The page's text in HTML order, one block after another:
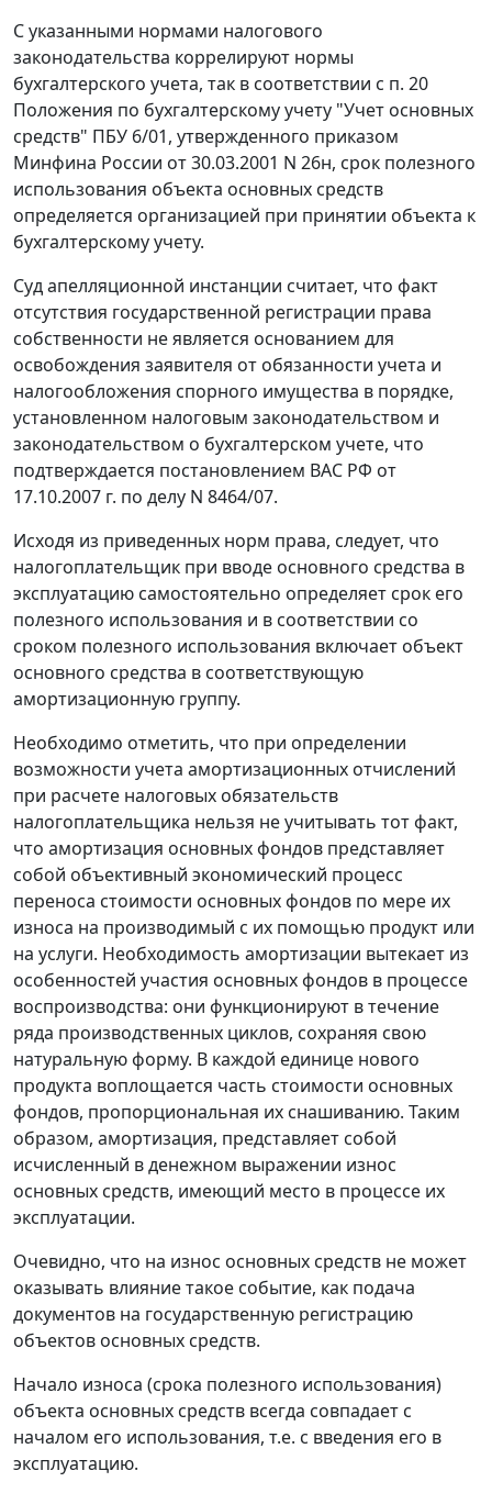
С указанными нормами налогового
законодательства коррелируют нормы
бухгалтерского учета, так в соответствии с п. 20
Положения по бухгалтерскому учету "Учет основных
средств" ПБУ 6/01, утвержденного приказом
Минфина России от 30.03.2001 N 26н, срок полезного
использования объекта основных средств
определяется организацией при принятии объекта к
бухгалтерскому учету.
Суд апелляционной инстанции считает, что факт
отсутствия государственной регистрации права
собственности не является основанием для
освобождения заявителя от обязанности учета и
налогообложения спорного имущества в порядке,
установленном налоговым законодательством и
законодательством о бухгалтерском учете, что
подтверждается постановлением ВАС РФ от
17.10.2007 г. по делу N 8464/07.
Исходя из приведенных норм права, следует, что
налогоплательщик при вводе основного средства в
эксплуатацию самостоятельно определяет срок его
полезного использования и в соответствии со
сроком полезного использования включает объект
основного средства в соответствующую
амортизационную группу.
Необходимо отметить, что при определении
возможности учета амортизационных отчислений
при расчете налоговых обязательств
налогоплательщика нельзя не учитывать тот факт,
что амортизация основных фондов представляет
собой объективный экономический процесс
переноса стоимости основных фондов по мере их
износа на производимый с их помощью продукт или
на услуги. Необходимость амортизации вытекает из
особенностей участия основных фондов в процессе
воспроизводства: они функционируют в течение
ряда производственных циклов, сохраняя свою
натуральную форму. В каждой единице нового
продукта воплощается часть стоимости основных
фондов, пропорциональная их снашиванию. Таким
образом, амортизация, представляет собой
исчисленный в денежном выражении износ
основных средств, имеющий место в процессе их
эксплуатации.
Очевидно, что на износ основных средств не может
оказывать влияние такое событие, как подача
документов на государственную регистрацию
объектов основных средств.
Начало износа (срока полезного использования)
объекта основных средств всегда совпадает с
началом его использования, т.е. с введения его в
эксплуатацию.